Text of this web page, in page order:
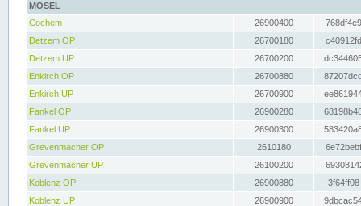
MOSEL
Cochem
26900400
Detzem OP
26700180
Detzem UP
26700200
Enkirch OP
26700880
Enkirch UP
26700900
Fankel OP
26900280
Fankel UP
26900300
Grevenmacher OP
2610180
Grevenmacher UP
26100200
Koblenz OP
26900880
Koblenz UP
26900900